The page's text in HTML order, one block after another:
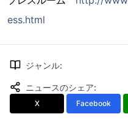
ess.html
ジャンル:
ニュースのシェア:
X Facebook